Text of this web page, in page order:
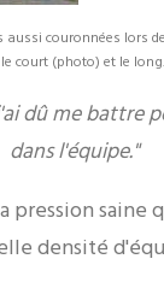
couronnées lors
court (photo) et le long.
dû me battre
dans l'équipe."
pression saine
densité